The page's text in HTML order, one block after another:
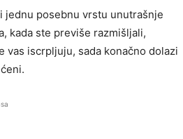
jednu posebnu vrstu unutrašnje
kada ste previše razmišljali,
iscrpljuju, sada konačno dolazi